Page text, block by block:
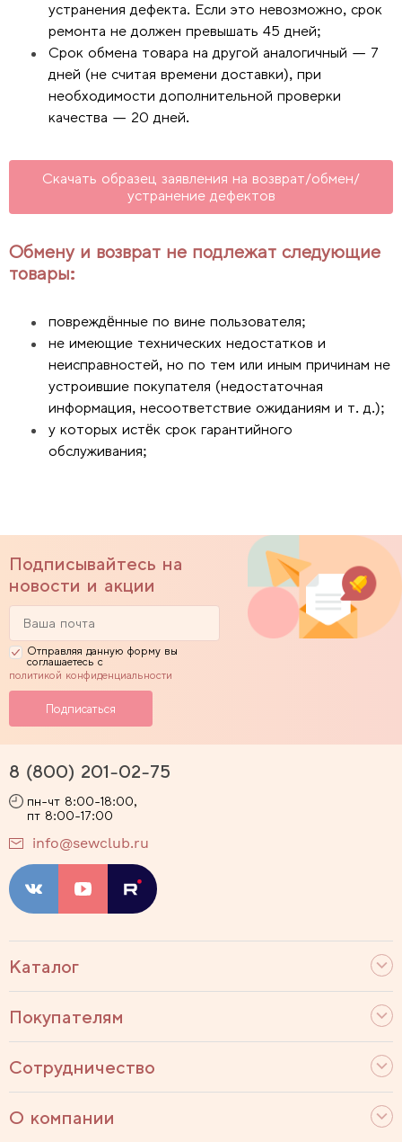
устранения дефекта. Если это невозможно, срок
ремонта не должен превышать 45 дней;
Срок обмена товара на другой аналогичный — 7
дней (не считая времени доставки), при
необходимости дополнительной проверки
качества — 20 дней.
Скачать образец заявления на возврат/обмен/
устранение дефектов
Обмену и возврат не подлежат следующие
товары:
повреждённые по вине пользователя;
не имеющие технических недостатков и
неисправностей, но по тем или иным причинам не
устроившие покупателя (недостаточная
информация, несоответствие ожиданиям и т. д.);
у которых истёк срок гарантийного
обслуживания;
Подписывайтесь на
новости и акции
Отправляя данную форму вы
соглашаетесь с
политикой конфиденциальности
Каталог
Покупателям
Сотрудничество
О компании
8 (800) 201-02-75
пн-чт 8:00-18:00,
пт 8:00-17:00
info@sewclub.ru